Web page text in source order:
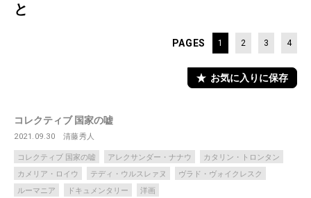
と
PAGES 1 2 3 4
お気に入りに保存
コレクティブ 国家の嘘
2021.09.30 清藤秀人
コレクティブ 国家の嘘 アレクサンダー・ナナウ
カタリン・トロンタン
カメリア・ロイウ
テディ・ウルスレァヌ
ヴラド・ヴォイクレスク
ルーマニア
ドキュメンタリー 洋画